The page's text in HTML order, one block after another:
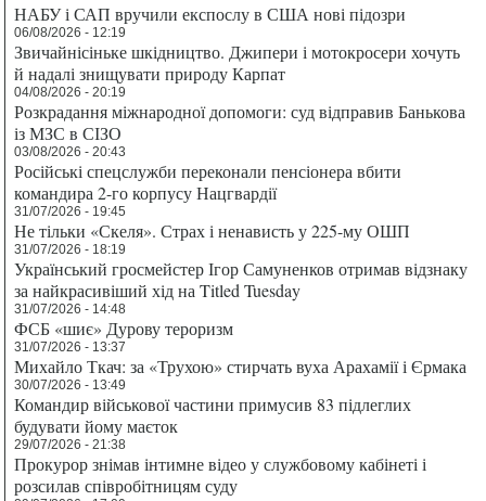
НАБУ і САП вручили експослу в США нові підозри
06/08/2026 - 12:19
Звичайнісіньке шкідництво. Джипери і мотокросери хочуть
й надалі знищувати природу Карпат
04/08/2026 - 20:19
Розкрадання міжнародної допомоги: суд відправив Банькова
із МЗС в СІЗО
03/08/2026 - 20:43
Російські спецслужби переконали пенсіонера вбити
командира 2-го корпусу Нацгвардії
31/07/2026 - 19:45
Не тільки «Скеля». Страх і ненависть у 225-му ОШП
31/07/2026 - 18:19
Український гросмейстер Ігор Самуненков отримав відзнаку
за найкрасивіший хід на Titled Tuesday
31/07/2026 - 14:48
ФСБ «шиє» Дурову тероризм
31/07/2026 - 13:37
Михайло Ткач: за «Трухою» стирчать вуха Арахамії і Єрмака
30/07/2026 - 13:49
Командир військової частини примусив 83 підлеглих
будувати йому маєток
29/07/2026 - 21:38
Прокурор знімав інтимне відео у службовому кабінеті і
розсилав співробітницям суду